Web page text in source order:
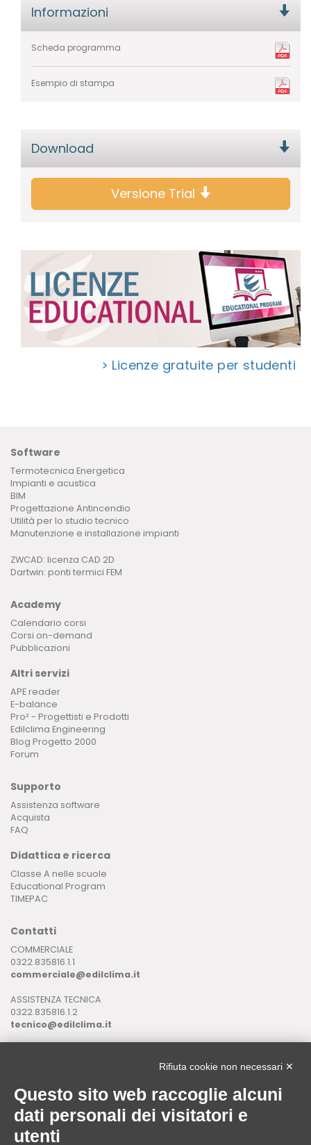
Informazioni
Scheda programma
Esempio di stampa
Download
Versione Trial
> Licenze gratuite per studenti
Software
Termotecnica Energetica
Impianti e acustica
BIM
Progettazione Antincendio
Utilità per lo studio tecnico
Manutenzione e installazione impianti
ZWCAD: licenza CAD 2D
Dartwin: ponti termici FEM
Academy
Calendario corsi
Corsi on-demand
Pubblicazioni
Altri servizi
APE reader
E-balance
Pro² - Progettisti e Prodotti
Edilclima Engineering
Blog Progetto 2000
Forum
Supporto
Assistenza software
Acquista
FAQ
Didattica e ricerca
Classe A nelle scuole
Educational Program
TIMEPAC
Contatti
COMMERCIALE
0322.835816.1.1
commerciale@edilclima.it
ASSISTENZA TECNICA
0322.835816.1.2
tecnico@edilclima.it
Download
Application Manager
Brochure
Rifiuta cookie non necessari ✕
Questo sito web raccoglie alcuni
dati personali dei visitatori e
utenti